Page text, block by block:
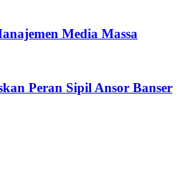
Media Massa
Peran Sipil Ansor Banser